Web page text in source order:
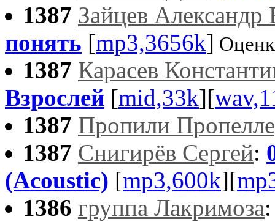
1387 Зайцев
понять [mp3,3656k]
1387 Карасев
Взрослей [mid,33k][
1387 Пропили
1387 Снигирёв Сергей:
(Acoustic) [mp3,600k][
1386 группа Лакримоза